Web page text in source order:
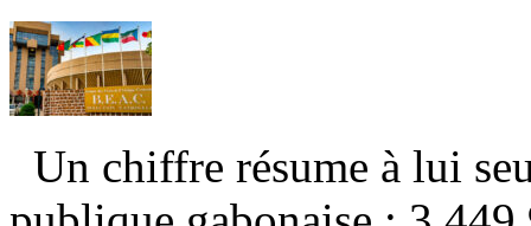
Un chiffre résume à lui